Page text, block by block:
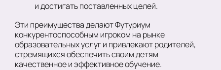
и достигать поставленных целей.
Эти преимущества делают Футуриум
конкурентоспособным игроком на рынке
образовательных услуг и привлекают родителей,
стремящихся обеспечить своим детям
качественное и эффективное обучение.